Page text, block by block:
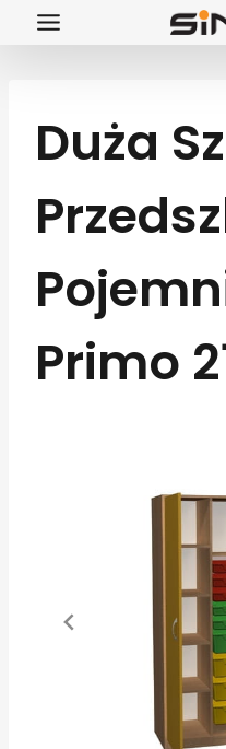
Przejdź
Duża
Primo